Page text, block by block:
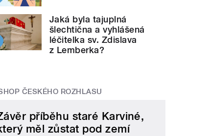
Jaká byla tajuplná
šlechtična a vyhlášená
léčitelka sv. Zdislava
z Lemberka?
ČESKÉHO ROZHLASU
příběhu staré Karviné,
měl zůstat pod zemí